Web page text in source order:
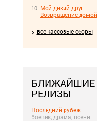
Мой дикий друг.
Возвращение домой
все кассовые сборы
БЛИЖАЙШИЕ
РЕЛИЗЫ
Последний рубеж
боевик, драма, военн.